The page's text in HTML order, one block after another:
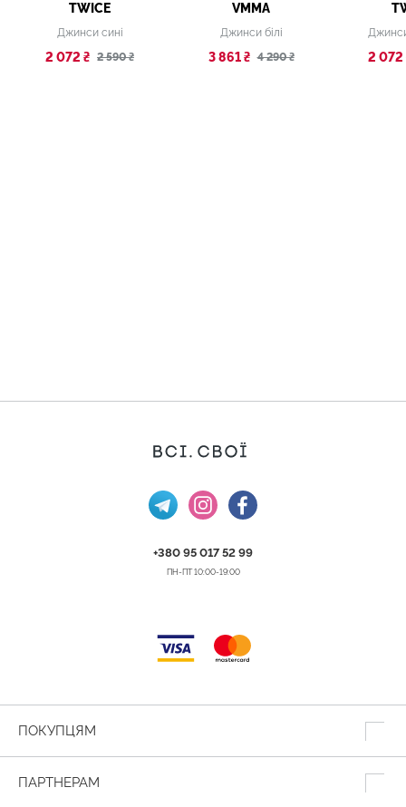
TWICE
Джинси сині
2 072 ₴ 2 590 ₴
VMMA
Джинси білі
3 861 ₴ 4 290 ₴ 2 072
+380 95 017 52 99
ПН-ПТ 10:00-19:00
ПОКУПЦЯМ
ПАРТНЕРАМ